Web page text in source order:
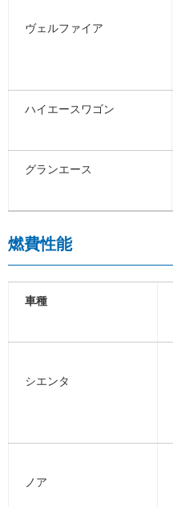
ヴェルファイア
ハイエースワゴン
グランエース
燃費性能
車種
シエンタ
ノア